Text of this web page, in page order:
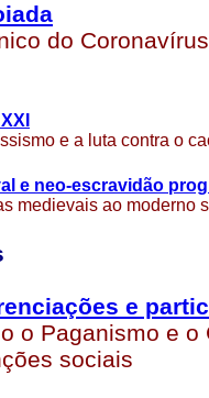
do
e a luta contra o
e neo-escravidão
medievais ao moderno
e
o Paganismo e
sociais